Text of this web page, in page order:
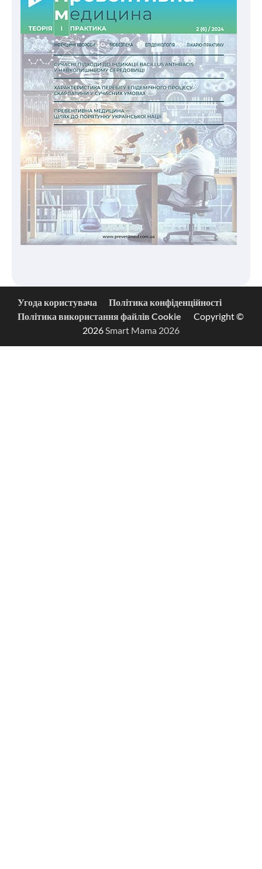
Угода користувача
Політика конфіденційності
Політика використання файлів Cookie
Copyright ©
2026Smart Mama 2026